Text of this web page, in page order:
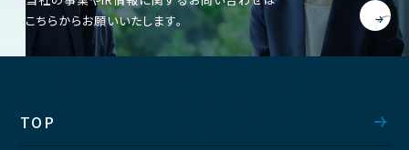
こちらからお願いいたします。
TOP